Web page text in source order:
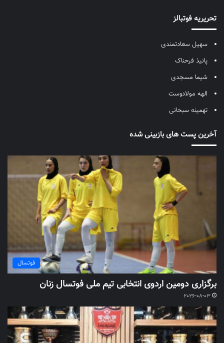
تحریریه فوتبالز
سهیل سعادتمندی
پانیذ فرحناک
شیما مسجدی
الهه مولادوست
تهمینه سبحانی
آخرین پست های بازبینی شده
فوتسال
برگزاری دومین اردوی انتخابی تیم ملی فوتسال زنان
2026-08-03